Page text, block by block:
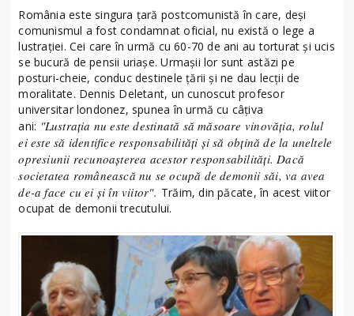
România este singura țară postcomunistă în care, deși
comunismul a fost condamnat oficial, nu există o lege a
lustrației. Cei care în urmă cu 60-70 de ani au torturat și ucis
se bucură de pensii uriașe. Urmașii lor sunt astăzi pe
posturi-cheie, conduc destinele țării și ne dau lecții de
moralitate. Dennis Deletant, un cunoscut profesor
universitar londonez, spunea în urmă cu câțiva
ani: "Lustrația nu este destinată să măsoare vinovăția, rolul
ei este să identifice responsabilități și să obțină de la uneltele
opresiunii recunoașterea acestor responsabilități. Dacă
societatea românească nu se ocupă de demonii săi, va avea
de-a face cu ei și în viitor". Trăim, din păcate, în acest viitor
ocupat de demonii trecutului.